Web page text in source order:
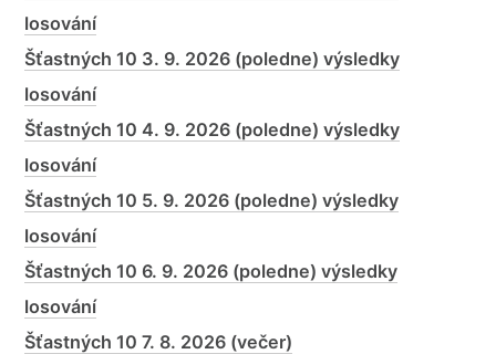
losování
Šťastných 10 3. 9. 2026 (poledne) výsledky
losování
Šťastných 10 4. 9. 2026 (poledne) výsledky
losování
Šťastných 10 5. 9. 2026 (poledne) výsledky
losování
Šťastných 10 6. 9. 2026 (poledne) výsledky
losování
Šťastných 10 7. 8. 2026 (večer)